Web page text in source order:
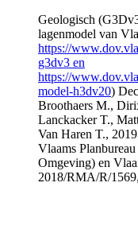
Geologisch
lagenmodel van
https://
g3dv3 en
https://
model-h3dv20)
Broothaers M.,
Lanckacker T.,
Van Haren T.,
Vlaams
Omgeving) en
2018/RMA/R/